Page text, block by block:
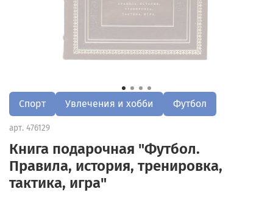
Спорт Увлечения и хобби Футбол
арт. 476129
Книга подарочная "Футбол.
Правила, история, тренировка,
тактика, игра"